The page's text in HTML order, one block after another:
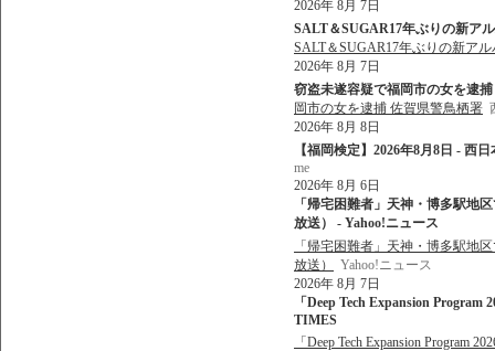
2026年 8月 7日
SALT＆SUGAR17年ぶりの新ア
SALT＆SUGAR17年ぶりの新ア
2026年 8月 7日
窃盗未遂容疑で福岡市の女を逮
岡市の女を逮捕 佐賀県警鳥栖署
2026年 8月 8日
【福岡検定】2026年8月8日 - 西
me
2026年 8月 6日
「帰宅困難者」天神・博多駅地
放送） - Yahoo!ニュース
「帰宅困難者」天神・博多駅地
放送）
Yahoo!ニュース
2026年 8月 7日
「Deep Tech Expansion
TIMES
「Deep Tech Expansion Program